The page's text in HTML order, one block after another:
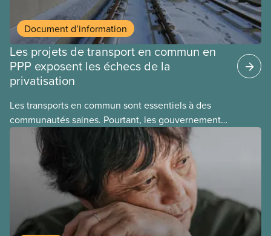
Document d’information
Les projets de transport en commun en
PPP exposent les échecs de la
privatisation
Les transports en commun sont essentiels à des
communautés saines. Pourtant, les gouvernements
laissent des entreprises les exploiter à des fins
lucratives. Ce nouveau document d’information
explique les échecs de la privatisation de réseaux
de transport en commun et les problèmes
fondamentaux des PPP, quel que soit le projet.